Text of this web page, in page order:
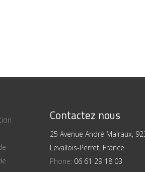
Contactez nous
25 Avenue André Malraux,
Levallois-Perret, France
Phone: 06 61 29 18 03